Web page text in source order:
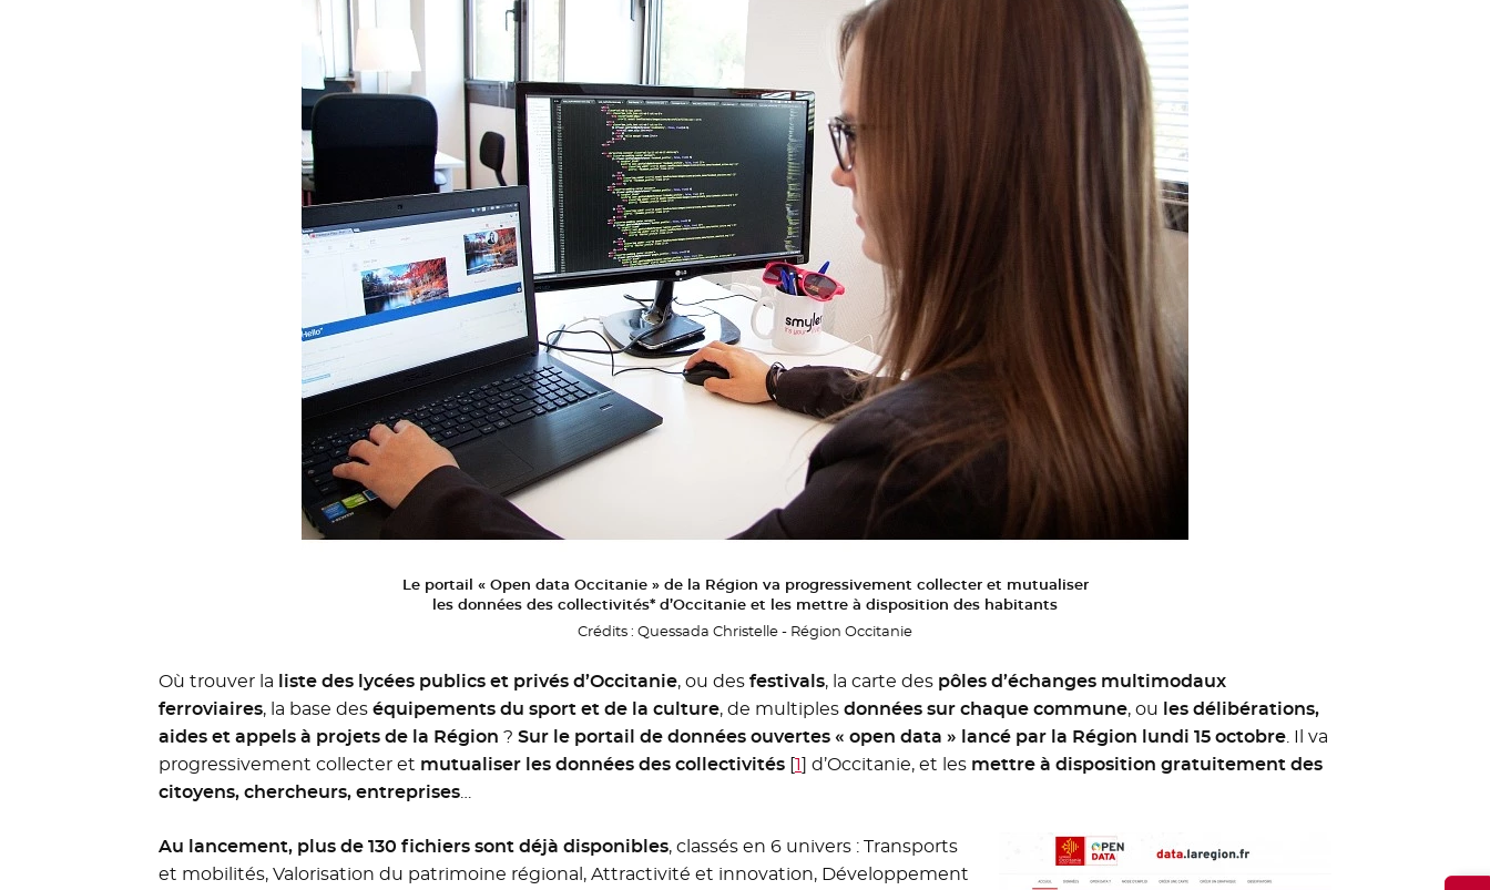
Le portail « Open data Occitanie » de la Région va progressivement collecter et mutualiser
les données des collectivités* d’Occitanie et les mettre à disposition des habitants
Crédits : Quessada Christelle - Région Occitanie
Où trouver la liste des lycées publics et privés d’Occitanie, ou des festivals, la carte des pôles d’échanges multimodaux
ferroviaires, la base des équipements du sport et de la culture, de multiples données sur chaque commune, ou les délibérations,
aides et appels à projets de la Région ? Sur le portail de données ouvertes « open data » lancé par la Région lundi 15 octobre. Il va
progressivement collecter et mutualiser les données des collectivités[1] d’Occitanie, et les mettre à disposition gratuitement des
citoyens, chercheurs, entreprises…
Au lancement, plus de 130 fichiers sont déjà disponibles, classés en 6 univers : Transports
et mobilités, Valorisation du patrimoine régional, Attractivité et innovation, Développement